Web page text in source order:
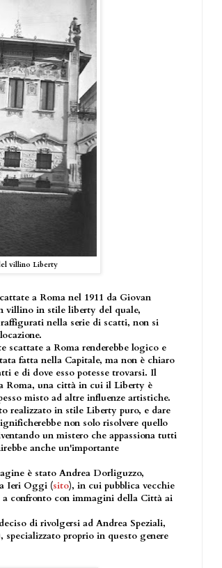
villino Liberty
a Roma nel 1911 da Giovan
villino in stile liberty del quale,
nella serie di scatti, non si
a Roma renderebbe logico e
fatta nella Capitale, ma non è chiaro
e di dove esso potesse trovarsi. Il
Roma, una città in cui il Liberty è
misto ad altre influenze artistiche.
realizzato in stile Liberty puro, e dare
non solo risolvere quello
un mistero che appassiona tutti
anche un'importante
è stato Andrea Dorliguzzo,
Ieri Oggi (sito), in cui pubblica vecchie
confronto con immagini della Città ai
di rivolgersi ad Andrea Speziali,
specializzato proprio in questo genere